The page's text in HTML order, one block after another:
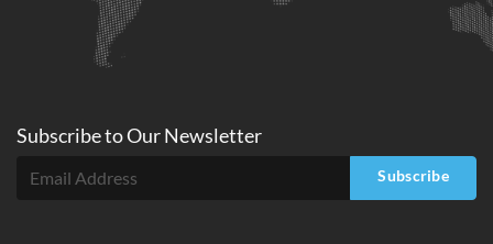
Subscribe toOurNewsletter
Subscribe